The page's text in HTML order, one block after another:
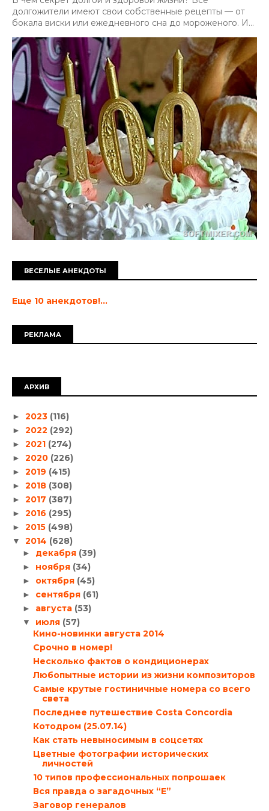
долгожители имеют свои собственные рецепты — от
бокала виски или ежедневного сна до мороженого. И...
ВЕСЕЛЫЕ АНЕКДОТЫ
Еще 10 анекдотов!...
РЕКЛАМА
АРХИВ
► 2023 (116)
► 2022 (292)
► 2021 (274)
► 2020 (226)
► 2019 (415)
► 2018 (308)
► 2017 (387)
► 2016 (295)
► 2015 (498)
▼ 2014 (628)
► декабря (39)
► ноября (34)
► октября (45)
► сентября (61)
► августа (53)
▼ июля (57)
Кино-новинки августа 2014
Срочно в номер!
Несколько фактов о кондиционерах
Любопытные истории из жизни композиторов
Самые крутые гостиничные номера со всего
света
Последнее путешествие Costa Concordia
Котодром (25.07.14)
Как стать невыносимым в соцсетях
Цветные фотографии исторических
личностей
10 типов профессиональных попрошаек
Вся правда о загадочных “Е”
Заговор генералов